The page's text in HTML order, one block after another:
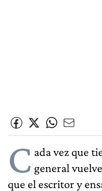
C ada vez que
general
que el escritor y